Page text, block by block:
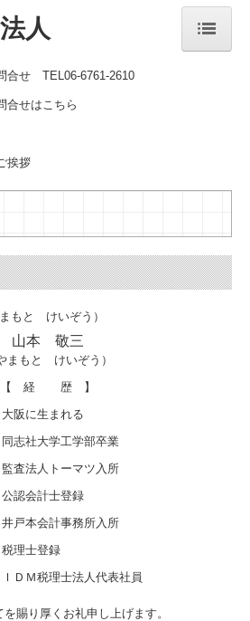
ビュー
挨拶
山本 敬三
まもと けいぞう）
【 経 歴 】
大阪に生まれる
志社大学工学部卒業
査法人トーマツ入所
公認会計士登録
戸本会計事務所入所
税理士登録
ＤＭ税理士法人代表社員
賜り厚くお礼申し上げます。